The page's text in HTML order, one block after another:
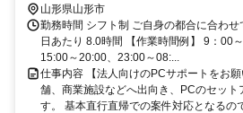
和町5-6-26 JSビル5-A
山形県山形市
勤務時間 シフト制 ご自身の都合に合わせ
日あたり 8.0時間 【作業時間例】 9：00
15:00～20:00、23:00～08:...
仕事内容 【法人向けのPCサポートをお
舗、商業施設などへ出向き、PCのセット
す。 基本直行直帰での案件対応となるの